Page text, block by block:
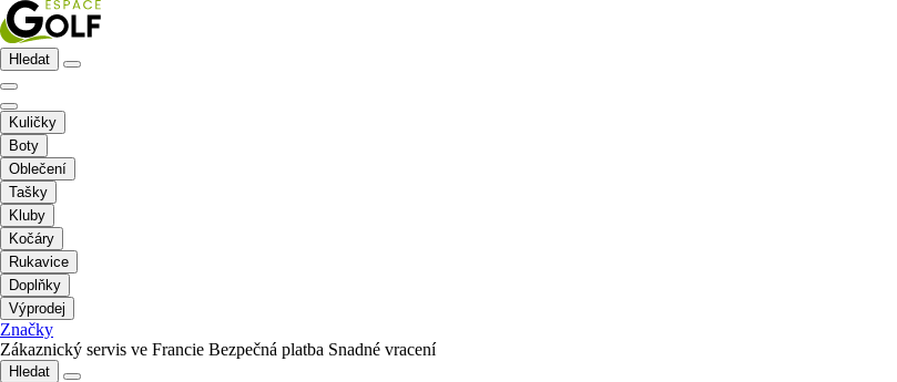
Hledat
Kuličky
Boty
Oblečení
Tašky
Kluby
Kočáry
Rukavice
Doplňky
Výprodej
Značky
Zákaznický servis ve Francie Bezpečná platba Snadné vracení
Hledat